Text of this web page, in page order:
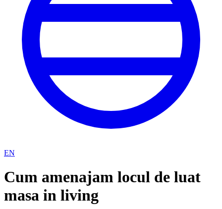
EN
Cum amenajam locul de luat
masa in living